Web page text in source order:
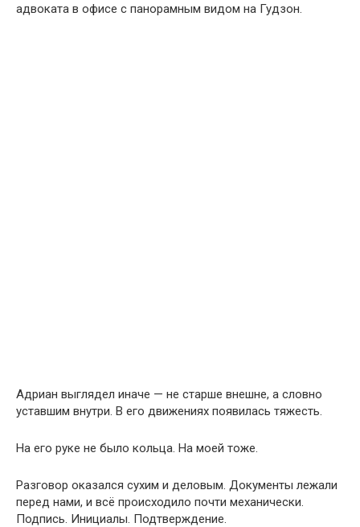
адвоката в офисе с панорамным видом на Гудзон.
Адриан выглядел иначе — не старше внешне, а словно
уставшим внутри. В его движениях появилась тяжесть.
На его руке не было кольца. На моей тоже.
Разговор оказался сухим и деловым. Документы лежали
перед нами, и всё происходило почти механически.
Подпись. Инициалы. Подтверждение.